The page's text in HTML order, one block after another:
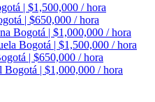
| $1,500,000 / hora
| $650,000 / hora
Bogotá | $1,000,000 / hora
Bogotá | $1,500,000 / hora
| $650,000 / hora
Bogotá | $1,000,000 / hora